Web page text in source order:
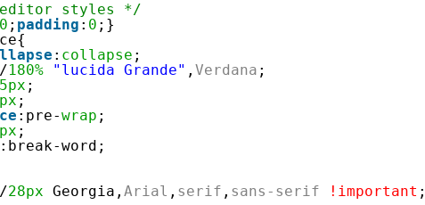
editor styles */
0 ; padding : 0 ;}
: collapse ;
/180% "lucida Grande" , Verdana ;
;
;
:pre-wrap ;
;
:break-word;
/28px Georgia, Arial , serif , sans-serif !important ;